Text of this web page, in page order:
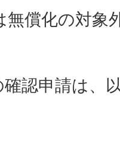
無償化の対象
認申請は、